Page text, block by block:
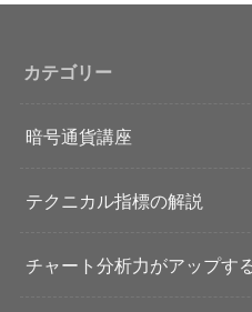
カテゴリー
暗号通貨講座
テクニカル指標の解説
チャート分析力がアップす